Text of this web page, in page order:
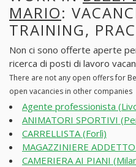
MARIO:
TRAINING,
Non ci sono offerte aperte
ricerca di posti di lavoro
There are not any open offers for
open vacancies in other companies
Agente professionista
ANIMATORI SPORTIVI
CARRELLISTA (Forlì)
MAGAZZINIERE
CAMERIERA AI PIANI